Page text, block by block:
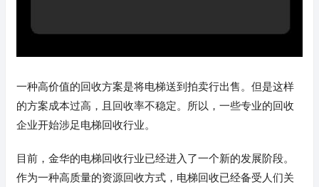
一种高价值的回收方案是将电梯送到拍卖行出售。但是这样
的方案成本过高，且回收率不稳定。所以，一些专业的回收
企业开始涉足电梯回收行业。
目前，金华的电梯回收行业已经进入了一个新的发展阶段。
作为一种高质量的资源回收方式，电梯回收已经备受人们关